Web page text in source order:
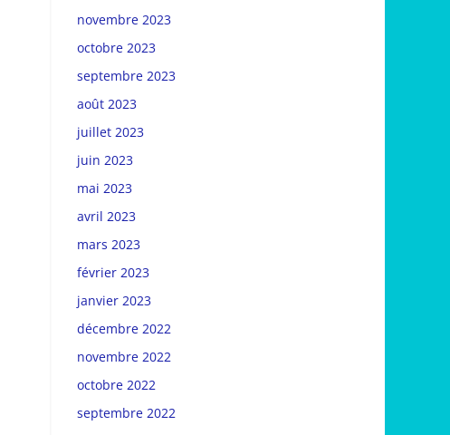
novembre 2023
octobre 2023
septembre 2023
août 2023
juillet 2023
juin 2023
mai 2023
avril 2023
mars 2023
février 2023
janvier 2023
décembre 2022
novembre 2022
octobre 2022
septembre 2022